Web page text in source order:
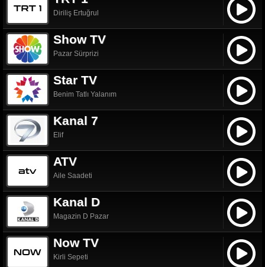
Diriliş Ertuğrul
Show TV
Pazar Sürprizi
Star TV
Benim Tatlı Yalanım
Kanal 7
Elif
ATV
Aile Saadeti
Kanal D
Magazin D Pazar
Now TV
Kirli Sepeti